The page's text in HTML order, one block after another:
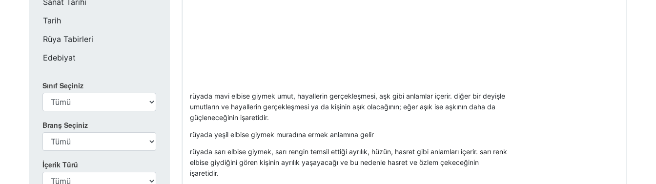
Sanat Tarihi
Tarih
Rüya Tabirleri
Edebiyat
Sınıf Seçiniz
Branş Seçiniz
İçerik Türü
rüyada mavi elbise giymek umut, hayallerin gerçekleşmesi, aşk gibi anlamlar içerir. diğer bir deyişle
umutların ve hayallerin gerçekleşmesi ya da kişinin aşık olacağının; eğer aşık ise aşkının daha da
güçleneceğinin işaretidir.
rüyada yeşil elbise giymek muradına ermek anlamına gelir
rüyada sarı elbise giymek, sarı rengin temsil ettiği ayrılık, hüzün, hasret gibi anlamları içerir. sarı renk
elbise giydiğini gören kişinin ayrılık yaşayacağı ve bu nedenle hasret ve özlem çekeceğinin
işaretidir.